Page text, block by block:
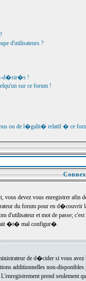
d'utilisateurs ?
d�sir�s !
sur ce forum !
ou de l�galit� relatif � ce
devez vous enregistrer
du forum pour en
d'utilisateur et mot de passe;
ait �t� mal configur�.
de d�cider si vous
additionnelles non-
prend seulement